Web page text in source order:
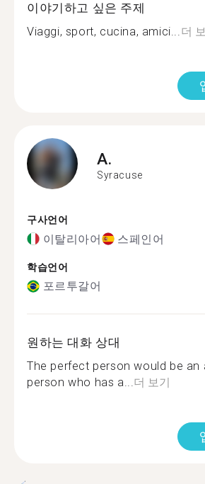
이야기하고 싶은 주제
Viaggi, sport, cucina, amici...더
A.
Syracuse
구사언어
이탈리아어 스페인어
학습언어
포르투갈어
원하는 대화 상대
The perfect person would be an
person who has a...더 보기